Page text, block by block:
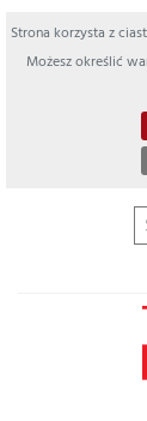
Strona korzysta z
Możesz określić